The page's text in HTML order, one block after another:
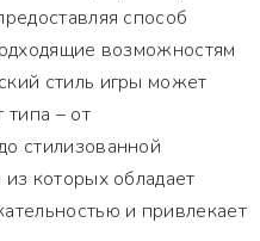
способ
возможностям
стиль игры может
типа – от
стилизованной
которых обладает
и привлекает